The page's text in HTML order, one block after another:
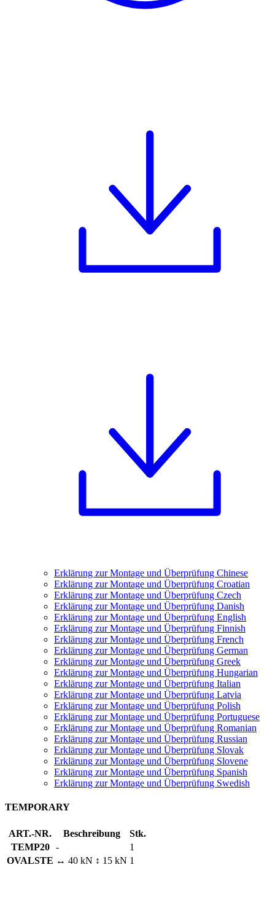
Erklärung zur Montage und Überprüfung Chinese
Erklärung zur Montage und Überprüfung Croatian
Erklärung zur Montage und Überprüfung Czech
Erklärung zur Montage und Überprüfung Danish
Erklärung zur Montage und Überprüfung English
Erklärung zur Montage und Überprüfung Finnish
Erklärung zur Montage und Überprüfung French
Erklärung zur Montage und Überprüfung German
Erklärung zur Montage und Überprüfung Greek
Erklärung zur Montage und Überprüfung Hungarian
Erklärung zur Montage und Überprüfung Italian
Erklärung zur Montage und Überprüfung Latvia
Erklärung zur Montage und Überprüfung Polish
Erklärung zur Montage und Überprüfung Portuguese
Erklärung zur Montage und Überprüfung Romanian
Erklärung zur Montage und Überprüfung Russian
Erklärung zur Montage und Überprüfung Slovak
Erklärung zur Montage und Überprüfung Slovene
Erklärung zur Montage und Überprüfung Spanish
Erklärung zur Montage und Überprüfung Swedish
TEMPORARY
ART.-NR. Beschreibung
Stk.
TEMP20
-
1
OVALSTE ↔ 40 kN ↕ 15 kN 1